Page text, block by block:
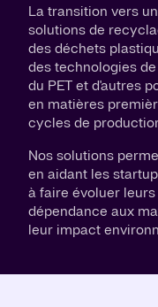
La transition vers
solutions de
des déchets
des technologies
du PET et d'autres
en matières
cycles de
Nos solutions
en aidant les
à faire évoluer
dépendance aux
leur impact